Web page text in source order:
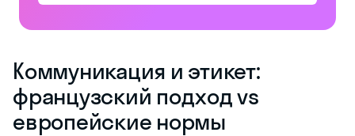
Коммуникация и этикет:
французский подход vs
европейские нормы